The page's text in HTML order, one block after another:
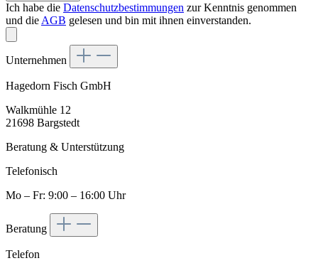
Ich habe die Datenschutzbestimmungen zur Kenntnis genommen
und die AGB gelesen und bin mit ihnen einverstanden.
Unternehmen
Hagedorn Fisch GmbH
Walkmühle 12
21698 Bargstedt
Beratung & Unterstützung
Telefonisch
Mo – Fr: 9:00 – 16:00 Uhr
Beratung
Telefon